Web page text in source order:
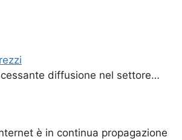
diffusione nel settore…
è in continua propagazione